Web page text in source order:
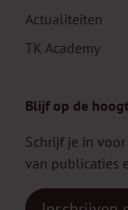
Actualiteiten
TK Academy
Blijf op de
Schrijf je in
van publicaties